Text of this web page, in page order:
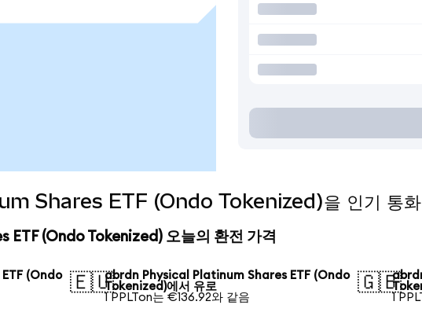
Shares ETF (Ondo Tokenized)을 인기 통화
(Ondo Tokenized) 오늘의 환전 가격
(Ondo
🇪🇺abrdn Physical Platinum Shares ETF (Ondo
Tokenized)에서 유로
1 PPLTon는 €136.92와 같음
🇬🇧
1